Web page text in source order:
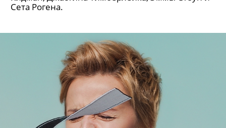
Сета Рогена.